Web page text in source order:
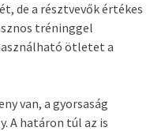
de a résztvevők értékes
tréninggel
ötletet a
van, a gyorsaság
A határon túl az is